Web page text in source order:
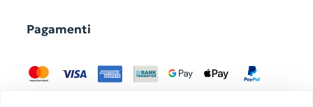
Pagamenti